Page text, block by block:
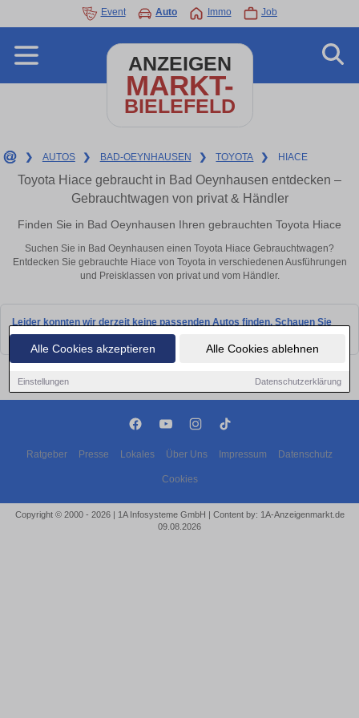
Alle Cookies akzeptieren Alle Cookies ablehnen
Einstellungen Datenschutzerklärung
Event Auto Immo Job
ANZEIGEN
MARKT-
BIELEFELD
❯ AUTOS ❯ BAD-OEYNHAUSEN ❯ TOYOTA ❯ HIACE
Toyota Hiace gebraucht in Bad Oeynhausen entdecken –
Gebrauchtwagen von privat & Händler
Finden Sie in Bad Oeynhausen Ihren gebrauchten Toyota Hiace
Suchen Sie in Bad Oeynhausen einen Toyota Hiace Gebrauchtwagen?
Entdecken Sie gebrauchte Hiace von Toyota in verschiedenen Ausführungen
und Preisklassen von privat und vom Händler.
Leider konnten wir derzeit keine passenden Autos finden. Schauen Sie
bald wieder vorbei!
Ratgeber Presse Lokales Über Uns Impressum Datenschutz
Cookies
Copyright © 2000 - 2026 | 1A Infosysteme GmbH | Content by: 1A-Anzeigenmarkt.de
09.08.2026